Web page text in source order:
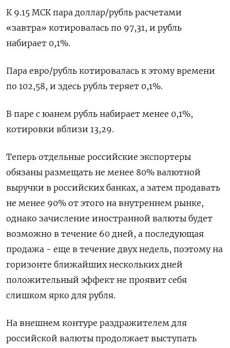
К 9.15 МСК пара доллар/рубль расчетами
«завтра» котировалась по 97,31, и рубль
набирает 0,1%.
Пара евро/рубль котировалась к этому времени
по 102,58, и здесь рубль теряет 0,1%.
В паре с юанем рубль набирает менее 0,1%,
котировки вблизи 13,29.
Теперь отдельные российские экспортеры
обязаны размещать не менее 80% валютной
выручки в российских банках, а затем продавать
не менее 90% от этого на внутреннем рынке,
однако зачисление иностранной валюты будет
возможно в течение 60 дней, а последующая
продажа - еще в течение двух недель, поэтому на
горизонте ближайших нескольких дней
положительный эффект не проявит себя
слишком ярко для рубля.
На внешнем контуре раздражителем для
российской валюты продолжает выступать